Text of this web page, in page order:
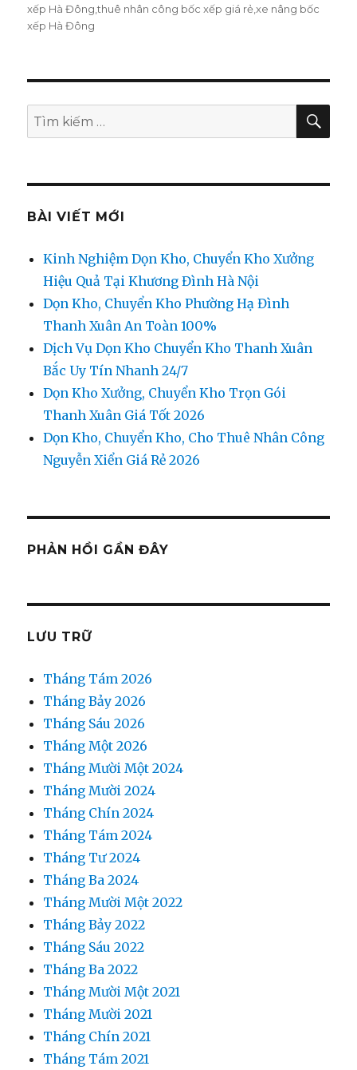
xếp Hà Đông,thuê nhân công bốc xếp giá rẻ,xe nâng bốc
xếp Hà Đông
Tìm
kiếm:
TÌM
BÀI VIẾT MỚI
Kinh Nghiệm Dọn Kho, Chuyển Kho Xưởng
Hiệu Quả Tại Khương Đình Hà Nội
Dọn Kho, Chuyển Kho Phường Hạ Đình
Thanh Xuân An Toàn 100%
Dịch Vụ Dọn Kho Chuyển Kho Thanh Xuân
Bắc Uy Tín Nhanh 24/7
Dọn Kho Xưởng, Chuyển Kho Trọn Gói
Thanh Xuân Giá Tốt 2026
Dọn Kho, Chuyển Kho, Cho Thuê Nhân Công
Nguyễn Xiển Giá Rẻ 2026
PHẢN HỒI GẦN ĐÂY
LƯU TRỮ
Tháng Tám 2026
Tháng Bảy 2026
Tháng Sáu 2026
Tháng Một 2026
Tháng Mười Một 2024
Tháng Mười 2024
Tháng Chín 2024
Tháng Tám 2024
Tháng Tư 2024
Tháng Ba 2024
Tháng Mười Một 2022
Tháng Bảy 2022
Tháng Sáu 2022
Tháng Ba 2022
Tháng Mười Một 2021
Tháng Mười 2021
Tháng Chín 2021
Tháng Tám 2021